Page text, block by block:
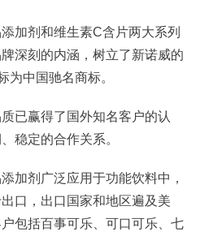
加剂和维生素C含片两大系列
深刻的内涵，树立了新诺威的
为中国驰名商标。
已赢得了国外知名客户的认
稳定的合作关系。
加剂广泛应用于功能饮料中，
口，出口国家和地区遍及美
包括百事可乐、可口可乐、七